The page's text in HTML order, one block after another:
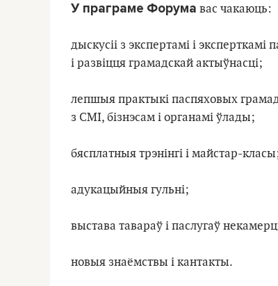
У праграме Форума вас чакаюць:
дыскусіі з экспертамі і
i развiцця грамадскай актыўнасцi;
лепшыя практыкі паспяховых
з СМI, бiзнэсам i органамi ўлады;
бясплатныя трэнінгі і майстар-
адукацыйныя гульні;
выстава тавараў i паслугаў
новыя знаёмствы і кантакты.